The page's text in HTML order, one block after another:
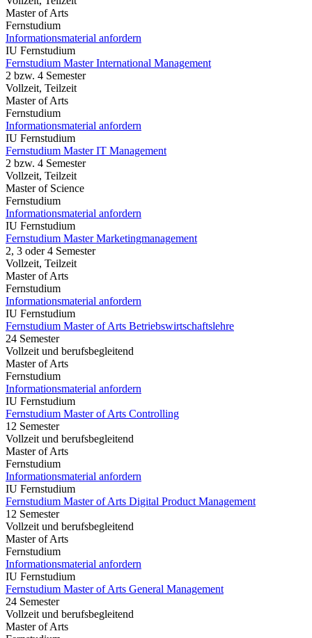
Master of Arts
Fernstudium
Informationsmaterial anfordern
IU Fernstudium
Fernstudium Master International Management
2 bzw. 4 Semester
Vollzeit, Teilzeit
Master of Arts
Fernstudium
Informationsmaterial anfordern
IU Fernstudium
Fernstudium Master IT Management
2 bzw. 4 Semester
Vollzeit, Teilzeit
Master of Science
Fernstudium
Informationsmaterial anfordern
IU Fernstudium
Fernstudium Master Marketingmanagement
2, 3 oder 4 Semester
Vollzeit, Teilzeit
Master of Arts
Fernstudium
Informationsmaterial anfordern
IU Fernstudium
Fernstudium Master of Arts Betriebswirtschaftslehre
24 Semester
Vollzeit und berufsbegleitend
Master of Arts
Fernstudium
Informationsmaterial anfordern
IU Fernstudium
Fernstudium Master of Arts Controlling
12 Semester
Vollzeit und berufsbegleitend
Master of Arts
Fernstudium
Informationsmaterial anfordern
IU Fernstudium
Fernstudium Master of Arts Digital Product Management
12 Semester
Vollzeit und berufsbegleitend
Master of Arts
Fernstudium
Informationsmaterial anfordern
IU Fernstudium
Fernstudium Master of Arts General Management
24 Semester
Vollzeit und berufsbegleitend
Master of Arts